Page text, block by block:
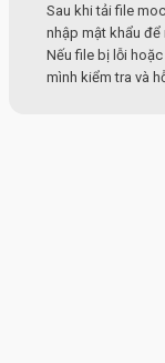
Sau khi tải file
nhập mật khẩu để
Nếu file bị lỗi
mình kiểm tra và